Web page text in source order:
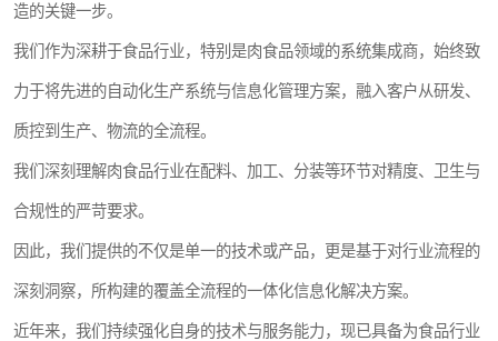
造的关键一步。
我们作为深耕于食品行业，特别是肉食品领域的系统集成商，始终致
力于将先进的自动化生产系统与信息化管理方案，融入客户从研发、
质控到生产、物流的全流程。
我们深刻理解肉食品行业在配料、加工、分装等环节对精度、卫生与
合规性的严苛要求。
因此，我们提供的不仅是单一的技术或产品，更是基于对行业流程的
深刻洞察，所构建的覆盖全流程的一体化信息化解决方案。
近年来，我们持续强化自身的技术与服务能力，现已具备为食品行业